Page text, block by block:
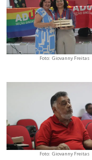
Foto: Giovanny Freitas
Foto: Giovanny Freitas